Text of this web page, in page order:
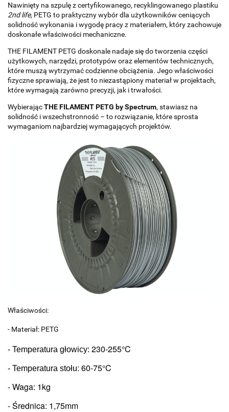
Nawinięty na szpulę z certyfikowanego, recyklingowanego plastiku
2nd life, PETG to praktyczny wybór dla użytkowników ceniących
solidność wykonania i wygodę pracy z materiałem, który zachowuje
doskonałe właściwości mechaniczne.
THE FILAMENT PETG doskonale nadaje się do tworzenia części
użytkowych, narzędzi, prototypów oraz elementów technicznych,
które muszą wytrzymać codzienne obciążenia. Jego właściwości
fizyczne sprawiają, że jest to niezastąpiony materiał w projektach,
które wymagają zarówno precyzji, jak i trwałości.
WybierającTHE FILAMENT PETG by Spectrum, stawiasz na
solidność i wszechstronność – to rozwiązanie, które sprosta
wymaganiom najbardziej wymagających projektów.
Właściwości:
- Materiał: PETG
- Temperatura głowicy: 230-255°C
- Temperatura stołu: 60-75°C
- Waga: 1kg
- Średnica: 1,75mm